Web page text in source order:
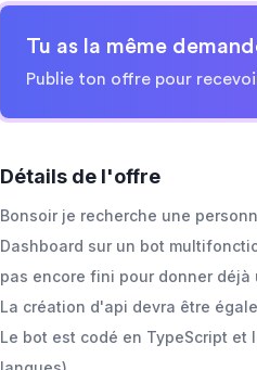
Tu as la même
Publie ton offre pour
Détails de l'offre
Bonsoir je recherche une
Dashboard sur un bot
pas encore fini pour donner déjà
La création d'api devra être
Le bot est codé en TypeScript